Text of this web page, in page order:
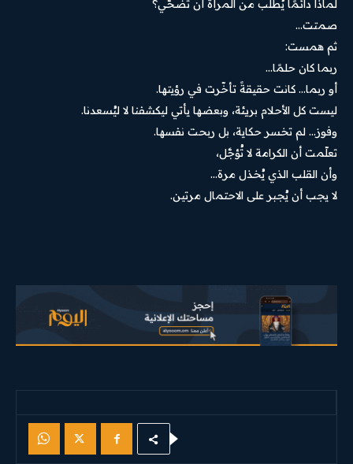
لماذا دائمًا يُطلب من المرأة أن تُضحّي؟
صمتت…
ثم همست:
ربما كان حلمًا…
أو ربما… كانت حقيقةً تأخّرت في رؤيتها.
ليست كل الأحلام بريئة، وبعضها يأتي ليكشفنا لا ليُسعدنا.
وفوز… لم تخسر حكاية، بل ربحت نفسها.
تعلّمت أن الكرامة لا تُؤجَّل،
وأن القلب الذي يُخذل مرة…
لا يجب أن يُجبر على الاحتمال مرتين.